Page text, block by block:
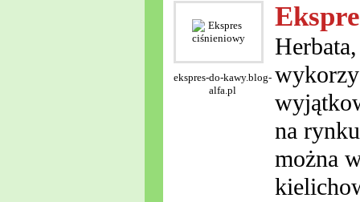
ekspres-do-kawy.blog-
alfa.pl
na
można